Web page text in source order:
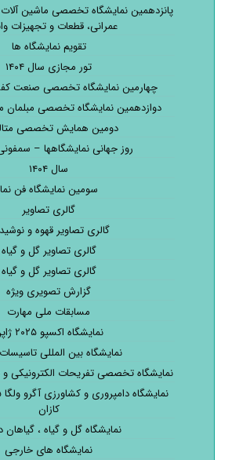
پانزدهمین نمایشگاه تخصصی ماشین
عمرانی، قطعات و تجهیزات
تقویم نمایشگاه ها
تور مجازی سال ۱۴۰۴
چهارمین نمایشگاه تخصصی صنعت
دوازدهمین نمایشگاه تخصصی مبلمان
دومین همایش تخصصی
روز جهانی نمایشگاهها –
سال ۱۴۰۴
سومین نمایشگاه فن نما
گالری تصاویر
گالری تصاویر قهوه و
گالری تصاویر گل و گیاه
گالری تصاویر گل و گیاه
گزارش تصویری ویژه
مسابقات ملی مهارت
نمایشگاه اکسپو ۲۰۲۵ ژاپن
نمایشگاه بین المللی
نمایشگاه تخصصی تفریحات الکترونیکی و
کازان
نمایشگاه گل و گیاه ، گیاهان
نمایشگاه های خارجی